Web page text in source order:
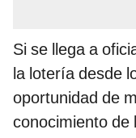
Si se llega a
la lotería desde
oportunidad de
conocimiento de